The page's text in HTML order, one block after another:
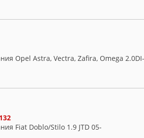
Opel Astra, Vectra, Zafira, Omega
Fiat Doblo/Stilo 1.9 JTD 05-